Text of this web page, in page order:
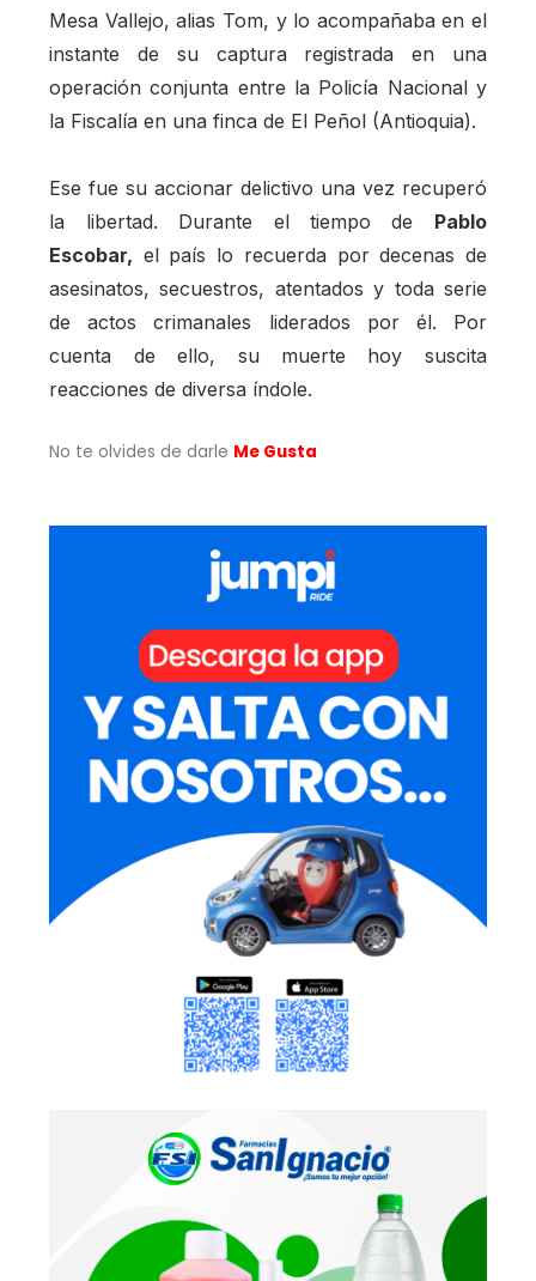
Mesa Vallejo, alias Tom, y lo acompañaba en el
instante de su captura registrada en una
operación conjunta entre la Policía Nacional y
la Fiscalía en una finca de El Peñol (Antioquia).
Ese fue su accionar delictivo una vez recuperó
la libertad. Durante el tiempo de Pablo
Escobar, el país lo recuerda por decenas de
asesinatos, secuestros, atentados y toda serie
de actos crimanales liderados por él. Por
cuenta de ello, su muerte hoy suscita
reacciones de diversa índole.
No te olvides de darle Me Gusta